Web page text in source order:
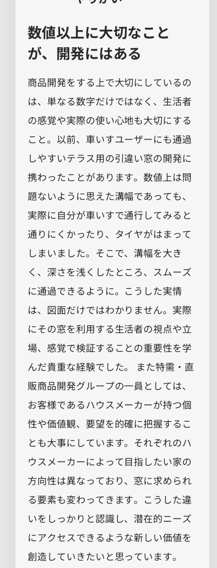
数値以上に大切なこと
が、開発にはある
商品開発をする上で大切にしているの
は、単なる数字だけではなく、生活者
の感覚や実際の使い心地も大切にする
こと。以前、車いすユーザーにも通過
しやすいテラス用の引違い窓の開発に
携わったことがあります。数値上は問
題ないように思えた溝幅であっても、
実際に自分が車いすで通行してみると
通りにくかったり、タイヤがはまって
しまいました。そこで、溝幅を大き
く、深さを浅くしたところ、スムーズ
に通過できるように。こうした実情
は、図面だけではわかりません。実際
にその窓を利用する生活者の視点や立
場、感覚で検証することの重要性を学
んだ貴重な経験でした。 また特需・直
販商品開発グループの一員としては、
お客様であるハウスメーカーが持つ個
性や価値観、要望を的確に把握するこ
とも大事にしています。それぞれのハ
ウスメーカーによって目指したい家の
方向性は異なっており、窓に求められ
る要素も変わってきます。こうした違
いをしっかりと認識し、潜在的ニーズ
にアクセスできるような新しい価値を
創造していきたいと思っています。